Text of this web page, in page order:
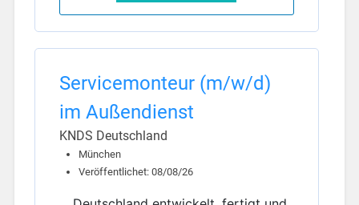
Servicemonteur (m/w/d)
im Außendienst
KNDS Deutschland
München
Veröffentlichet: 08/08/26